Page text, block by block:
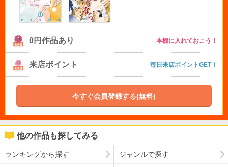
0円作品あり 本棚に入れておこう！
来店ポイント 毎日来店ポイントGET！
今すぐ会員登録する(無料)
他の作品も探してみる
ランキングから探す ジャンルで探す